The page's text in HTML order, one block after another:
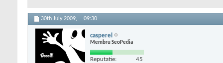
30th July 2009, 09:30
casperel
Membru SeoPedia
Reputatie: 45